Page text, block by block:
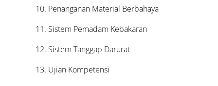
Penanganan Material Berbahaya
Sistem Pemadam Kebakaran
Sistem Tanggap Darurat
Ujian Kompetensi